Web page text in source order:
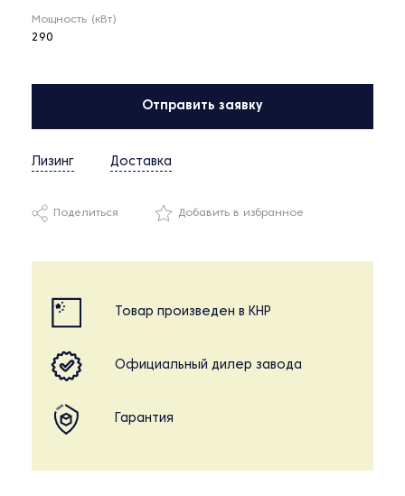
Мощность (кВт)
290
Отправить заявку
Лизинг Доставка
Поделиться Добавить в избранное
Товар произведен в КНР
Официальный дилер завода
Гарантия